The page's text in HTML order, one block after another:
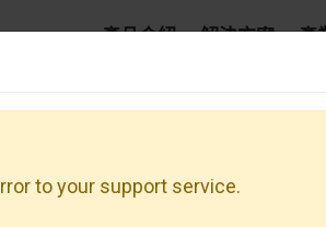
產品介紹 解決方案 產
to your support service.
to your support service.